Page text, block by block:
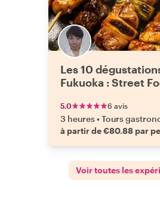
Les 10
Fukuoka : Street
5.0 6 avis
3 heures•Tours
à partir de €80.88 par
Voir toutes les